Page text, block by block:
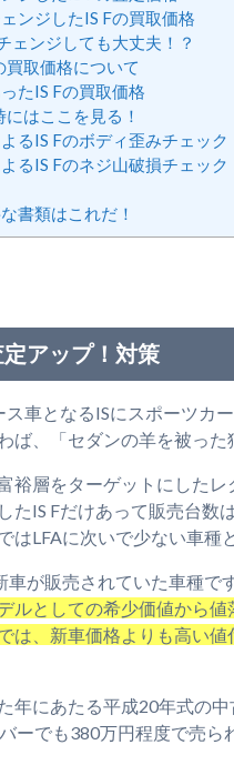
ンジしたIS Fの買取価格
ェンジしても大丈夫！？
買取価格について
たIS Fの買取価格
はここを見る！
るIS Fのボディ歪みチェック
るIS Fのネジ山破損チェック
書類はこれだ！
アップ！対策
ス車となるISにスポーツカ
ば、「セダンの羊を被った
裕層をターゲットにした
たIS Fだけあって販売台数
はLFAに次いで少ない車種
車が販売されていた車種で
ルとしての希少価値から
は、新車価格よりも高い値
年にあたる平成20年式の
ーでも380万円程度で売ら